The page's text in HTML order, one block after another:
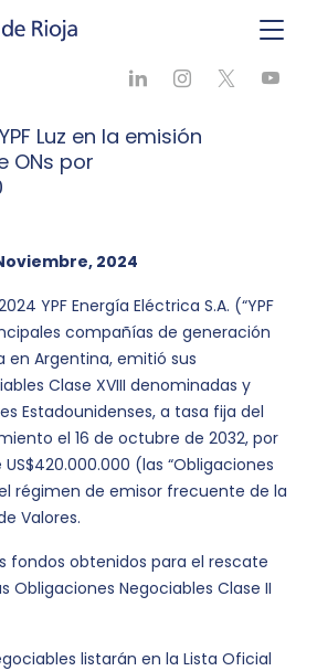
Luz en la emisión
ONs por
2024
YPF Energía Eléctrica S.A. (“YPF
compañías de generación
Argentina, emitió sus
Clase XVIII denominadas y
Estadounidenses, a tasa fija del
el 16 de octubre de 2032, por
(las “Obligaciones
régimen de emisor frecuente de la
Valores.
fondos obtenidos para el rescate
Obligaciones Negociables Clase II
listarán en la Lista Oficial